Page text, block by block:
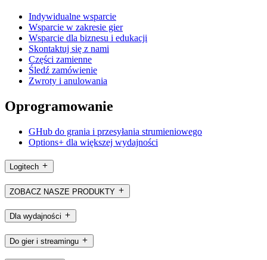
Indywidualne wsparcie
Wsparcie w zakresie gier
Wsparcie dla biznesu i edukacji
Skontaktuj się z nami
Części zamienne
Śledź zamówienie
Zwroty i anulowania
Oprogramowanie
GHub do grania i przesyłania strumieniowego
Options+ dla większej wydajności
Logitech
ZOBACZ NASZE PRODUKTY
Dla wydajności
Do gier i streamingu